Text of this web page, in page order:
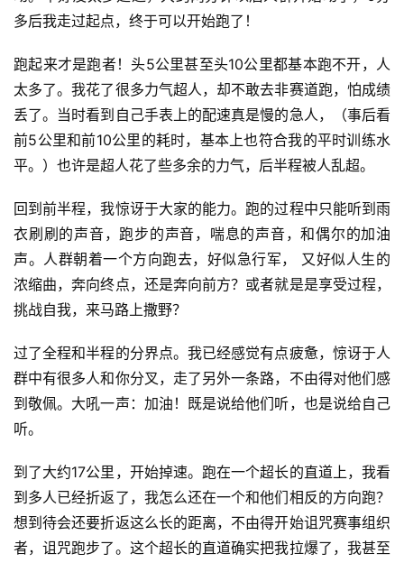
多后我走过起点，终于可以开始跑了！
跑起来才是跑者！头5公里甚至头10公里都基本跑不开，人
太多了。我花了很多力气超人，却不敢去非赛道跑，怕成绩
丢了。当时看到自己手表上的配速真是慢的急人，（事后看
前5公里和前10公里的耗时，基本上也符合我的平时训练水
平。）也许是超人花了些多余的力气，后半程被人乱超。
回到前半程，我惊讶于大家的能力。跑的过程中只能听到雨
衣刷刷的声音，跑步的声音，喘息的声音，和偶尔的加油
声。人群朝着一个方向跑去，好似急行军， 又好似人生的
浓缩曲，奔向终点，还是奔向前方？或者就是是享受过程，
挑战自我，来马路上撒野？
过了全程和半程的分界点。我已经感觉有点疲惫，惊讶于人
群中有很多人和你分叉，走了另外一条路，不由得对他们感
到敬佩。大吼一声：加油！既是说给他们听，也是说给自己
听。
到了大约17公里，开始掉速。跑在一个超长的直道上，我看
到多人已经折返了，我怎么还在一个和他们相反的方向跑？
想到待会还要折返这么长的距离，不由得开始诅咒赛事组织
者，诅咒跑步了。这个超长的直道确实把我拉爆了，我甚至